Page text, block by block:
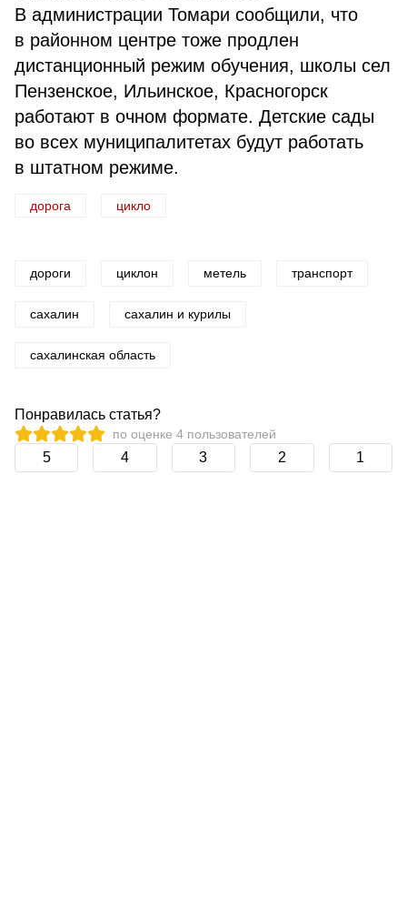
В администрации Томари сообщили, что
в районном центре тоже продлен
дистанционный режим обучения, школы сел
Пензенское, Ильинское, Красногорск
работают в очном формате. Детские сады
во всех муниципалитетах будут работать
в штатном режиме.
дорога цикло
дороги циклон метель транспорт
сахалин сахалин и курилы
сахалинская область
Понравилась статья?
по оценке 4 пользователей
5 4 3 2 1